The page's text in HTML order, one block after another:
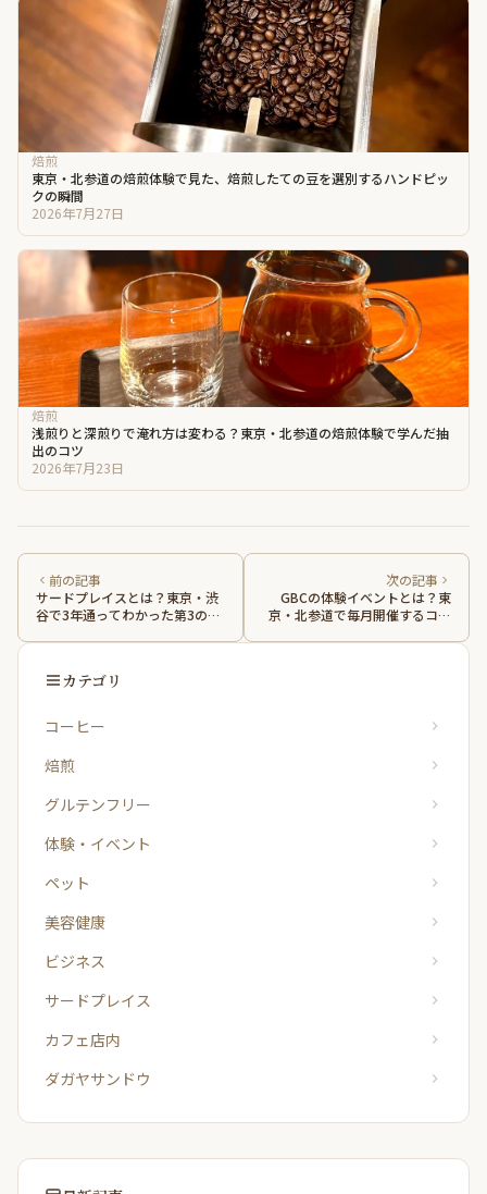
焙煎
東京・北参道の焙煎体験で見た、焙煎したての豆を選別するハンドピッ
クの瞬間
2026年7月27日
焙煎
浅煎りと深煎りで淹れ方は変わる？東京・北参道の焙煎体験で学んだ抽
出のコツ
2026年7月23日
前の記事
サードプレイスとは？東京・渋
谷で3年通ってわかった第3の居
次の記事
GBCの体験イベントとは？東
京・北参道で毎月開催するコー
カテゴリ
コーヒー
焙煎
グルテンフリー
体験・イベント
ペット
美容健康
ビジネス
サードプレイス
カフェ店内
ダガヤサンドウ